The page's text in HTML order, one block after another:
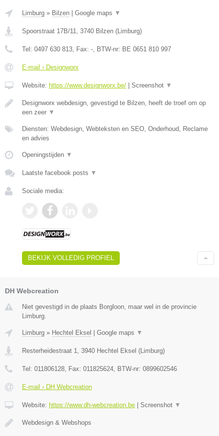
Limburg » Bilzen Google maps ▼
Spoorstraat 17B/11, 3740 Bilzen (Limburg)
Tel: 0497 630 813, Fax: -, BTW-nr: BE 0651 810 997
E-mail › Designworx
Website: https://www.designworx.be/ Screenshot ▼
Designworx webdesign, gevestigd te Bilzen, heeft de troef om op
een zeer ▼
Diensten: Webdesign, Webteksten en SEO, Onderhoud, Reclame
en advies
Openingstijden ▼
Laatste facebook posts ▼
Sociale media:
BEKIJK VOLLEDIG PROFIEL
DH Webcreation
Niet gevestigd in de plaats Borgloon, maar wel in de provincie
Limburg.
Limburg » Hechtel Eksel | Google maps ▼
Resterheidestraat 1 3940 Hechtel Eksel (Limburg)
Tel: 011806128 , Fax: 011825624 , BTW-nr: 0899602546
E-mail › DH Webcreation
Website: https://www.dh-webcreation.be | Screenshot ▼
Webdesign & Webshops